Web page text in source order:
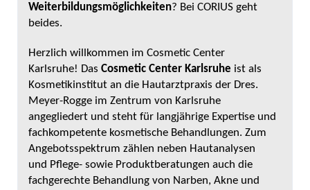
Weiterbildungsmöglichkeiten? Bei CORIUS geht
beides.
Herzlich willkommen im Cosmetic Center
Karlsruhe! Das Cosmetic Center Karlsruhe ist als
Kosmetikinstitut an die Hautarztpraxis der Dres.
Meyer-Rogge im Zentrum von Karlsruhe
angegliedert und steht für langjährige Expertise und
fachkompetente kosmetische Behandlungen. Zum
Angebotsspektrum zählen neben Hautanalysen
und Pflege- sowie Produktberatungen auch die
fachgerechte Behandlung von Narben, Akne und